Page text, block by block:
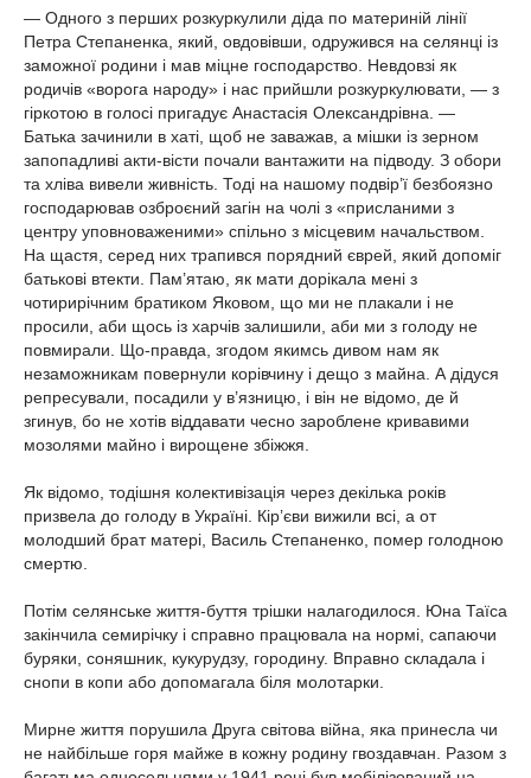
— Одного з перших розкуркулили діда по материній лінії
Петра Степаненка, який, овдовівши, одружився на селянці із
заможної родини і мав міцне господарство. Невдовзі як
родичів «ворога народу» і нас прийшли розкуркулювати, — з
гіркотою в голосі пригадує Анастасія Олександрівна. —
Батька зачинили в хаті, щоб не заважав, а мішки із зерном
запопадливі акти-вісти почали вантажити на підводу. З обори
та хліва вивели живність. Тоді на нашому подвір’ї безбоязно
господарював озброєний загін на чолі з «присланими з
центру уповноваженими» спільно з місцевим начальством.
На щастя, серед них трапився порядний єврей, який допоміг
батькові втекти. Пам’ятаю, як мати дорікала мені з
чотирирічним братиком Яковом, що ми не плакали і не
просили, аби щось із харчів залишили, аби ми з голоду не
повмирали. Що-правда, згодом якимсь дивом нам як
незаможникам повернули корівчину і дещо з майна. А дідуся
репресували, посадили у в’язницю, і він не відомо, де й
згинув, бо не хотів віддавати чесно зароблене кривавими
мозолями майно і вирощене збіжжя.
Як відомо, тодішня колективізація через декілька років
призвела до голоду в Україні. Кір’єви вижили всі, а от
молодший брат матері, Василь Степаненко, помер голодною
смертю.
Потім селянське життя-буття трішки налагодилося. Юна Таїса
закінчила семирічку і справно працювала на нормі, сапаючи
буряки, соняшник, кукурудзу, городину. Вправно складала і
снопи в копи або допомагала біля молотарки.
Мирне життя порушила Друга світова війна, яка принесла чи
не найбільше горя майже в кожну родину гвоздавчан. Разом з